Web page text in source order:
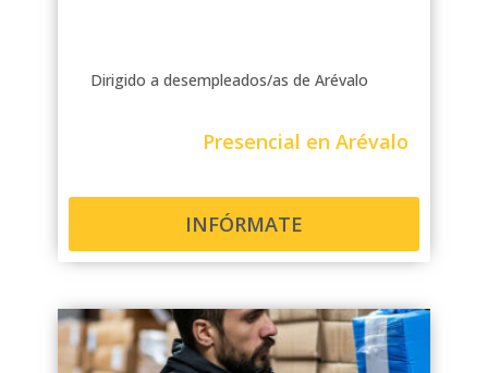
Dirigido a desempleados/as de Arévalo
Presencial en Arévalo
INFÓRMATE